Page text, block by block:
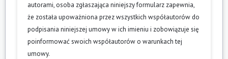
autorami, osoba zgłaszająca niniejszy formularz zapewnia,
że została upoważniona przez wszystkich współautorów do
podpisania niniejszej umowy w ich imieniu i zobowiązuje się
poinformować swoich współautorów o warunkach tej
umowy.